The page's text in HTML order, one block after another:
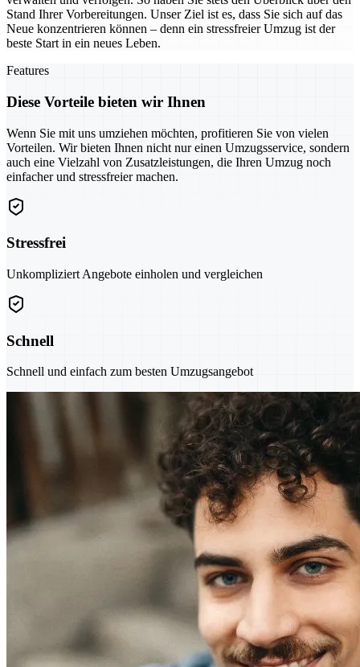
Stand Ihrer Vorbereitungen. Unser Ziel ist es, dass Sie sich auf das
Neue konzentrieren können – denn ein stressfreier Umzug ist der
beste Start in ein neues Leben.
Features
Diese Vorteile bieten wir Ihnen
Wenn Sie mit uns umziehen möchten, profitieren Sie von vielen
Vorteilen. Wir bieten Ihnen nicht nur einen Umzugsservice, sondern
auch eine Vielzahl von Zusatzleistungen, die Ihren Umzug noch
einfacher und stressfreier machen.
Stressfrei
Unkompliziert Angebote einholen und vergleichen
Schnell
Schnell und einfach zum besten Umzugsangebot